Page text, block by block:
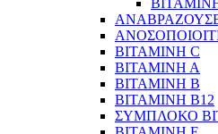
ΒΙΤΑΜΙΝΗ C
ΒΙΤΑΜΙΝΗ Α
ΒΙΤΑΜΙΝΗ Β
ΒΙΤΑΜΙΝΗ Β12
ΣΥΜΠΛΟΚΟ